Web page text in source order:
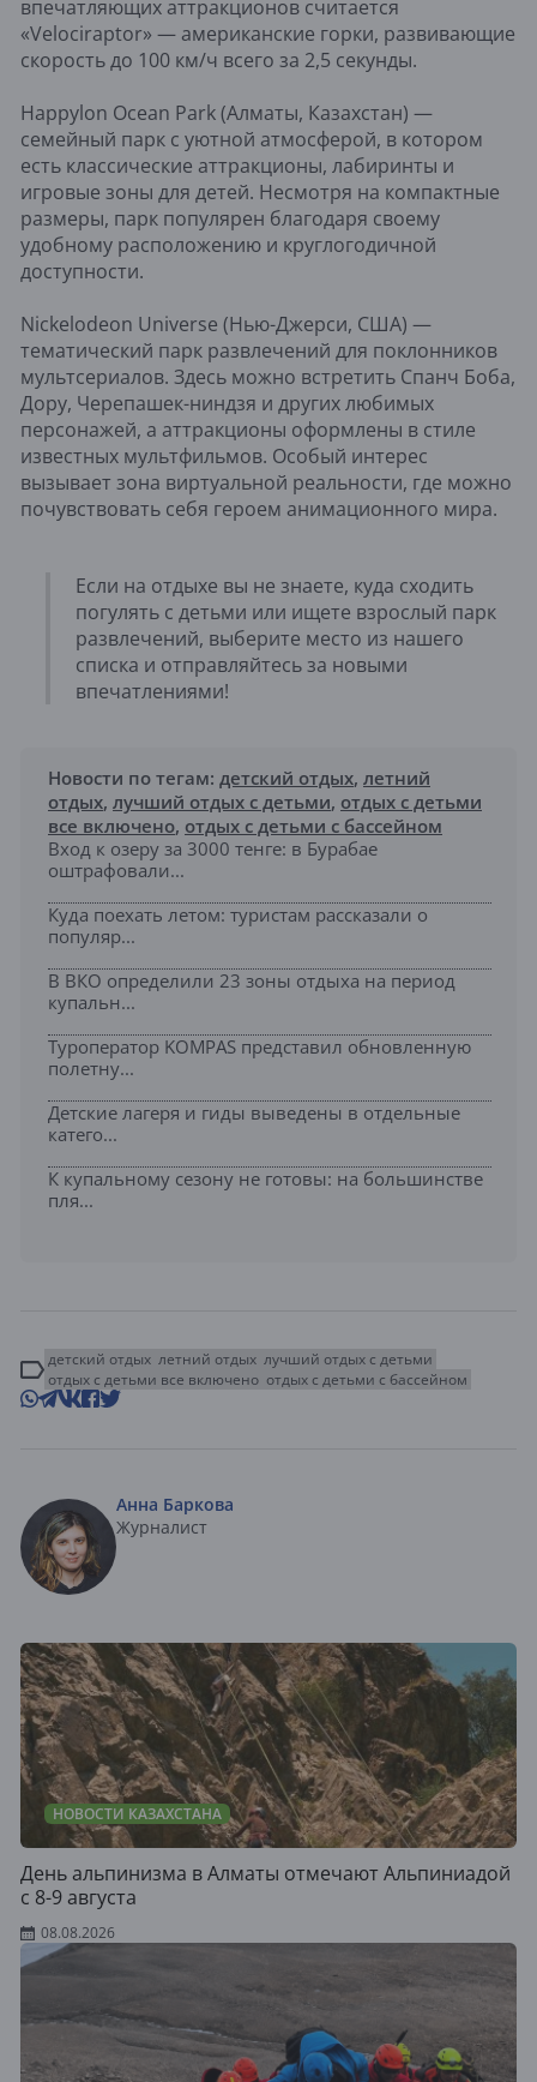
впечатляющих аттракционов считается
«Velociraptor» — американские горки, развивающие
скорость до 100 км/ч всего за 2,5 секунды.
Happylon Ocean Park (Алматы, Казахстан) —
семейный парк с уютной атмосферой, в котором
есть классические аттракционы, лабиринты и
игровые зоны для детей. Несмотря на компактные
размеры, парк популярен благодаря своему
удобному расположению и круглогодичной
доступности.
Nickelodeon Universe (Нью-Джерси, США) —
тематический парк развлечений для поклонников
мультсериалов. Здесь можно встретить Спанч Боба,
Дору, Черепашек-ниндзя и других любимых
персонажей, а аттракционы оформлены в стиле
известных мультфильмов. Особый интерес
вызывает зона виртуальной реальности, где можно
почувствовать себя героем анимационного мира.
Если на отдыхе вы не знаете, куда сходить
погулять с детьми или ищете взрослый парк
развлечений, выберите место из нашего
списка и отправляйтесь за новыми
впечатлениями!
Новости по тегам: детский отдых, летний
отдых, лучший отдых с детьми, отдых с детьми
все включено, отдых с детьми с бассейном
Вход к озеру за 3000 тенге: в Бурабае
оштрафовали...
Куда поехать летом: туристам рассказали о
популяр...
В ВКО определили 23 зоны отдыха на период
купальн...
Туроператор KOMPAS представил обновленную
полетну...
Детские лагеря и гиды выведены в отдельные
катего...
К купальному сезону не готовы: на большинстве
пля...
детский отдых летний отдых лучший отдых с детьми
отдых с детьми все включено отдых с детьми с бассейном
Анна Баркова
Журналист
НОВОСТИ КАЗАХСТАНА
День альпинизма в Алматы отмечают Альпиниадой
с 8-9 августа
08.08.2026